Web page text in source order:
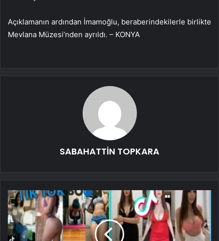
Açıklamanın ardından İmamoğlu, beraberindekilerle birlikte
Mevlana Müzesi’nden ayrıldı. – KONYA
SABAHATTİN TOPKARA